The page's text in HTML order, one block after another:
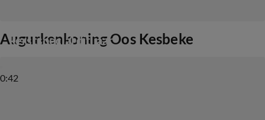
Augurkenkoning Oos Kesbeke
0:42
kerstspecial dit jaar